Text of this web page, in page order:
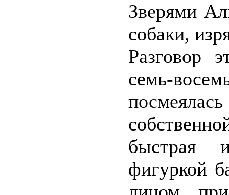
Зверями
собаки,
Разговор
семь-
быстрая
фигуркой